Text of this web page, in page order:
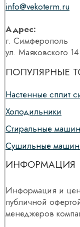
info@vekoterm.ru
Адрес:
г. Симферополь
ул. Маяковского
ПОПУЛЯРНЫЕ
Настенные сплит
Холодильники
Стиральные
Сушильные
ИНФОРМАЦИЯ
Информация и
публичной
менеджеров